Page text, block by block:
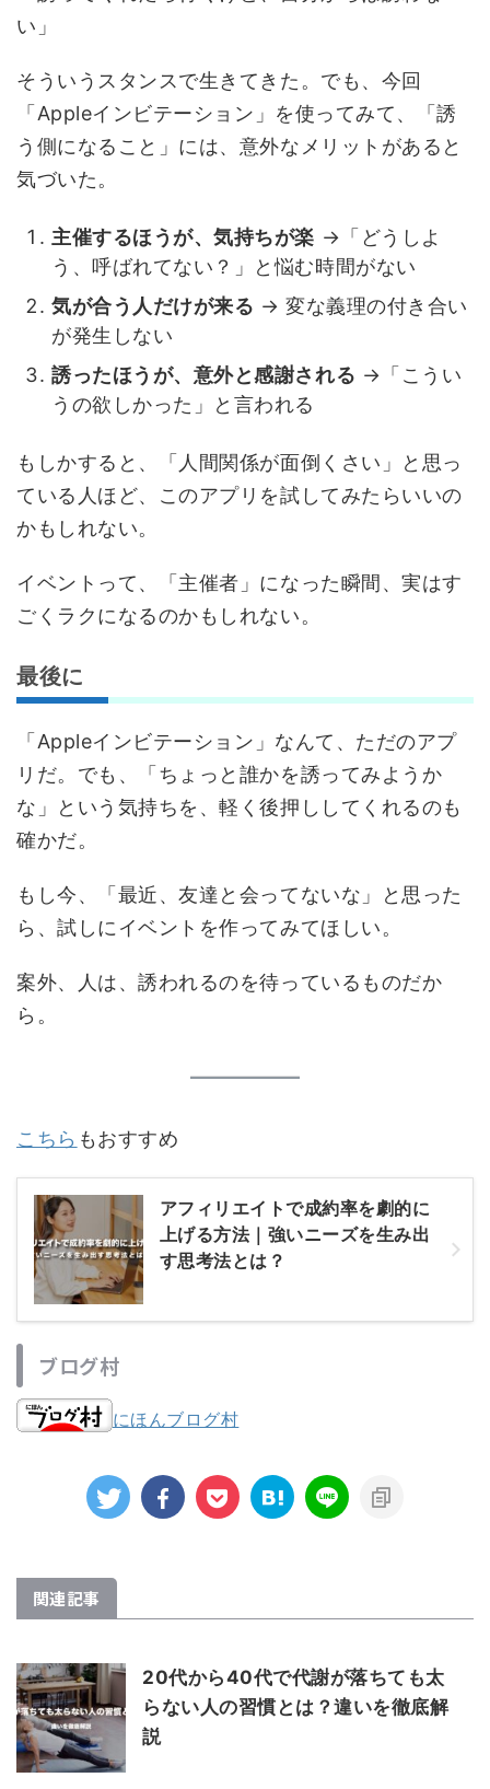
い」
そういうスタンスで生きてきた。でも、今回
「Appleインビテーション」を使ってみて、「誘
う側になること」には、意外なメリットがあると
気づいた。
主催するほうが、気持ちが楽 →「どうしよ
う、呼ばれてない？」と悩む時間がない
気が合う人だけが来る → 変な義理の付き合い
が発生しない
誘ったほうが、意外と感謝される →「こうい
うの欲しかった」と言われる
もしかすると、「人間関係が面倒くさい」と思っ
ている人ほど、このアプリを試してみたらいいの
かもしれない。
イベントって、「主催者」になった瞬間、実はす
ごくラクになるのかもしれない。
最後に
「Appleインビテーション」なんて、ただのアプ
リだ。でも、「ちょっと誰かを誘ってみようか
な」という気持ちを、軽く後押ししてくれるのも
確かだ。
もし今、「最近、友達と会ってないな」と思った
ら、試しにイベントを作ってみてほしい。
案外、人は、誘われるのを待っているものだか
ら。
こちら もおすすめ
アフィリエイトで成約率を劇的に
上げる方法｜強いニーズを生み出
す思考法とは？
ブログ村
にほんブログ村
関連記事
20代から40代で代謝が落ちても太
らない人の習慣とは？違いを徹底解
説